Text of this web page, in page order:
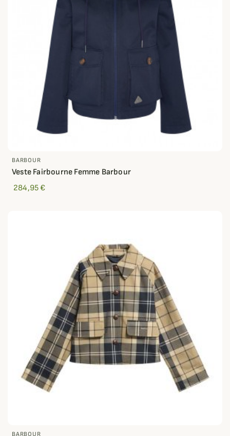
BARBOUR
Veste Fairbourne Femme Barbour
284,95 €
BARBOUR